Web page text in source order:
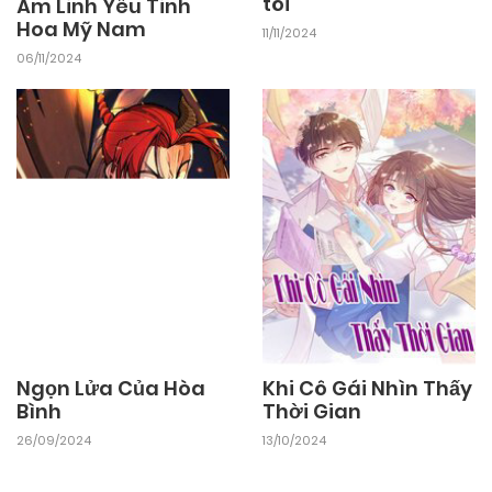
Chapter 36 25/09/2024
Chapter 35 25/09/2024
Âm Linh Yêu Tinh
Hoa Mỹ Nam
06/11/2024
11/11/2024
Ngọn Lửa Của Hòa
Bình
26/09/2024
Khi Cô Gái Nhìn Thấy
Thời Gian
13/10/2024